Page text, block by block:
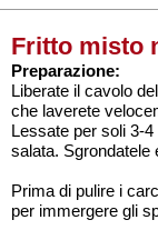
Fritto misto
Preparazione:
Liberate il cavolo
che laverete
Lessate per soli 3-
salata. Sgrondatele
Prima di pulire i
per immergere gli